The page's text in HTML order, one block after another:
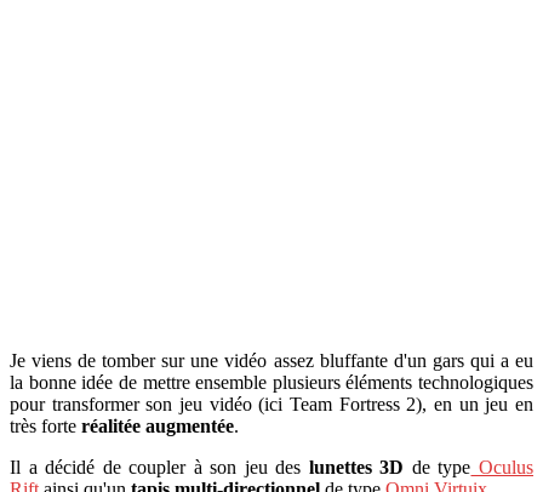
Je viens de tomber sur une vidéo assez bluffante d'un gars qui a eu
la bonne idée de mettre ensemble plusieurs éléments technologiques
pour transformer son jeu vidéo (ici Team Fortress 2), en un jeu en
très forte réalitée augmentée.
Il a décidé de coupler à son jeu des lunettes 3D de type Oculus